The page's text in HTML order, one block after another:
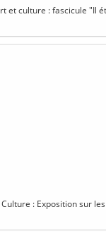
et culture : fascicule "Il
: Exposition sur